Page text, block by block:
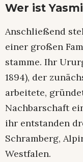
Wer ist
Anschließend
einer großen
stamme. Ihr
1894), der
arbeitete,
Nachbarschaft
ihr entstanden
Schramberg,
Westfalen.